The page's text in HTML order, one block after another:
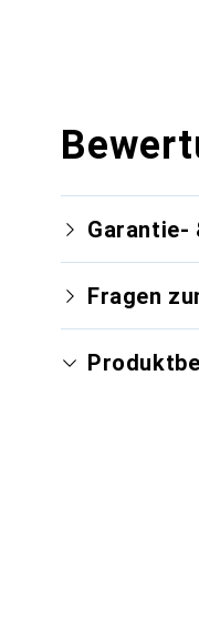
Garantie-
Fragen